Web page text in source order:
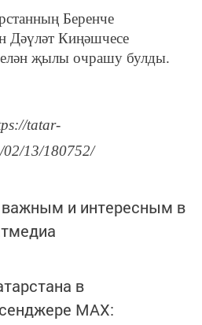
Беренче
Дәүләт Киңәшчесе
җылы очрашу булды.
tatar-
02/13/180752/
и интересным в
в
MАХ: